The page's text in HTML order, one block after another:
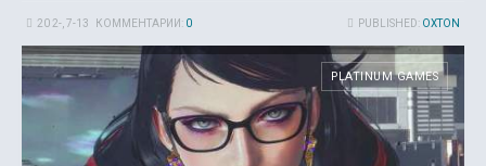
PUBLISHED: OXTON
20 2-, 7-13 КОММЕНТАРИИ: 0
PLATINUM GAMES